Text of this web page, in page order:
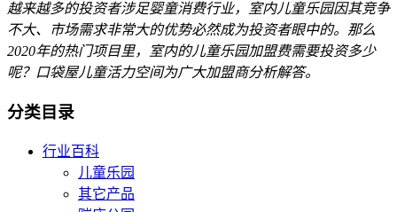
越来越多的投资者涉足婴童消费行业，室内儿童乐园因其竞争
不大、市场需求非常大的优势必然成为投资者眼中的。那么
2020年的热门项目里，室内的儿童乐园加盟费需要投资多少
呢？口袋屋儿童活力空间为广大加盟商分析解答。
分类目录
行业百科
儿童乐园
其它产品